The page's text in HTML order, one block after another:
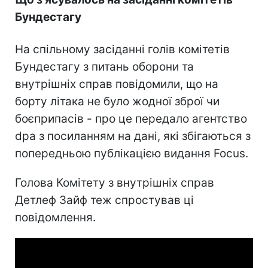
Бундестагу
На спільному засіданні голів комітетів
Бундестагу з питань оборони та
внутрішніх справ повідомили, що на
борту літака не було жодної зброї чи
боєприпасів - про це передало агентство
dpa з посиланням на дані, які збігаються з
попередньою публікацією видання Focus.
Голова Комітету з внутрішніх справ
Детлеф Зайф теж спростував ці
повідомлення.